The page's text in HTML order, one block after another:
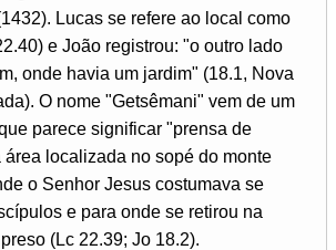
Lucas se refere ao local como
e João registrou: "o outro lado
onde havia um jardim" (18.1, Nova
O nome "Getsêmani" vem de um
parece significar "prensa de
área localizada no sopé do monte
o Senhor Jesus costumava se
e para onde se retirou na
(Lc 22.39; Jo 18.2).